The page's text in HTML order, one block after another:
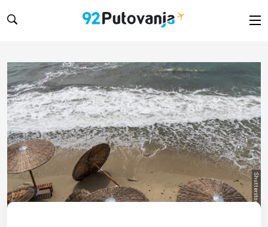
Shutterstock/Kaliva